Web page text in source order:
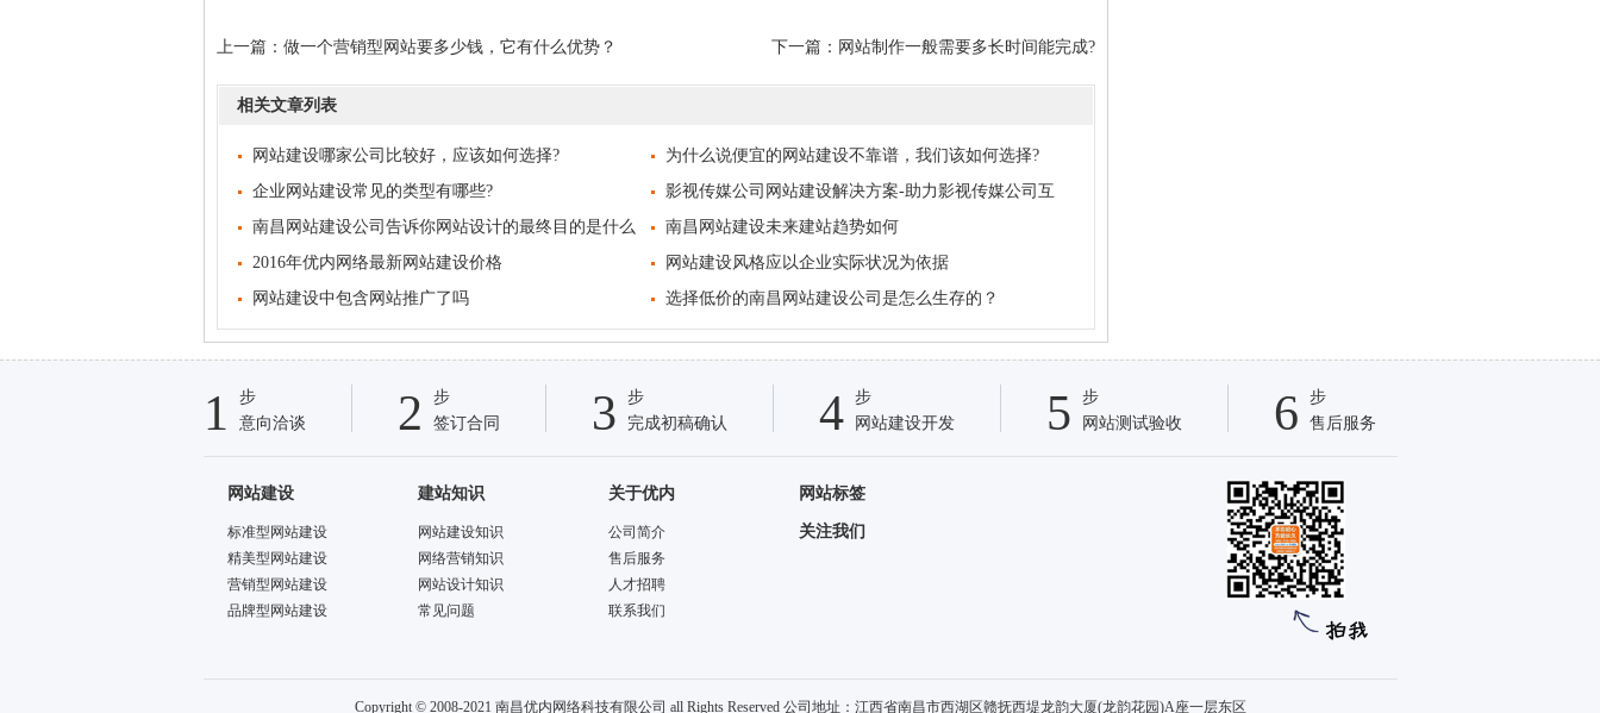
上一篇： 做一个营销型网站要多少钱，它有什么优势？ 下一篇： 网站制作一般需要多长时间能完成?
相关文章列表
网站建设哪家公司比较好，应该如何选择?
为什么说便宜的网站建设不靠谱，我们该如何选择?
企业网站建设常见的类型有哪些?
影视传媒公司网站建设解决方案-助力影视传媒公司互
联网+
南昌网站建设公司告诉你网站设计的最终目的是什么
南昌网站建设未来建站趋势如何
2016年优内网络最新网站建设价格
网站建设风格应以企业实际状况为依据
网站建设中包含网站推广了吗
选择低价的南昌网站建设公司是怎么生存的？
1
步
意向洽谈
2
步
签订合同
3
步
完成初稿确认
4
步
网站建设开发
5
步
网站测试验收
6
步
售后服务
网站建设
标准型网站建设
精美型网站建设
营销型网站建设
品牌型网站建设
建站知识
网站建设知识
网络营销知识
网站设计知识
常见问题
关于优内
公司简介
售后服务
人才招聘
联系我们
网站标签
关注我们
Copyright © 2008-2021 南昌优内网络科技有限公司 all Rights Reserved 公司地址：江西省南昌市西湖区赣抚西堤龙韵大厦(龙韵花园)A座一层东区